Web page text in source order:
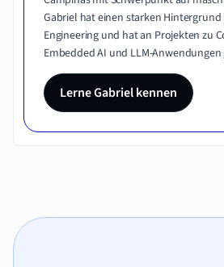
Gabriel hat einen starken Hintergrund
Engineering und hat an Projekten zu
Embedded AI und LLM-
Lerne Gabriel kennen